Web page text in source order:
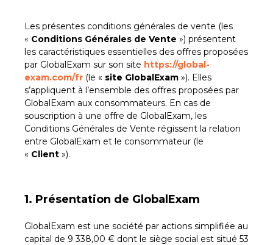
Les présentes conditions générales de vente (les
« Conditions Générales de Vente ») présentent
les caractéristiques essentielles des offres proposées
par GlobalExam sur son site https://global-
exam.com/fr (le « site GlobalExam »). Elles
s’appliquent à l’ensemble des offres proposées par
GlobalExam aux consommateurs. En cas de
souscription à une offre de GlobalExam, les
Conditions Générales de Vente régissent la relation
entre GlobalExam et le consommateur (le
« Client »).
1. Présentation de GlobalExam
GlobalExam est une société par actions simplifiée au
capital de 9 338,00 € dont le siège social est situé 53